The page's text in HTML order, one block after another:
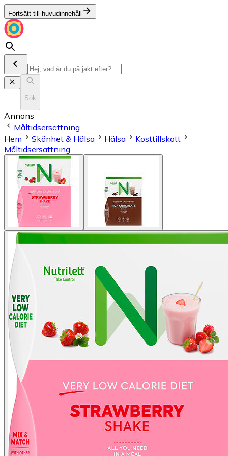
Fortsätt till huvudinnehåll
Sök
Annons
Måltidsersättning
Hem
Skönhet & Hälsa Hälsa
Kosttillskott
Måltidsersättning